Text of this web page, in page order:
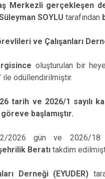
Merkezli gerçekleşen
SOYLU tarafından
ve Çalışanları
oluşturulan bir
ile ödüllendirilmiştir.
tarih ve 2026/1
başlamıştır.
2026 gün ve 2026/18
Beratı takdim
Derneği (EYUDER)